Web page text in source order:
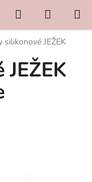
Hledat
KOŠÍK
silikonové JEŽEK